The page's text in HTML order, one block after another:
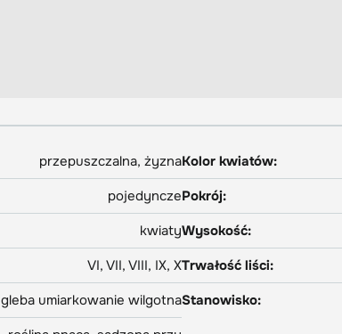
przepuszczalna, żyznaKolor kwiatów:
pojedynczePokrój:
kwiatyWysokość:
VI, VII, VIII, IX, XTrwałość liści:
gleba umiarkowanie wilgotnaStanowisko: